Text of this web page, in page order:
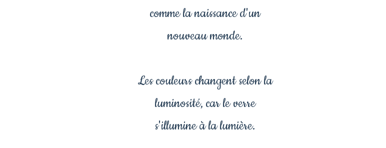
comme la naissance d'un
nouveau monde.
Les couleurs changent selon la
luminosité, car le verre
s'illumine à la lumière.